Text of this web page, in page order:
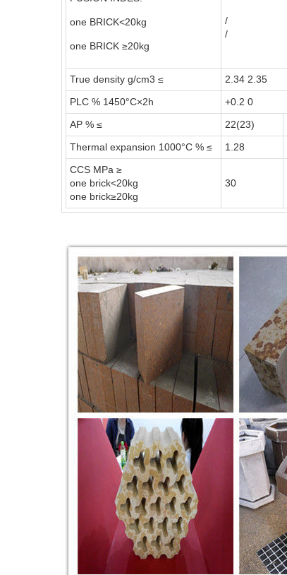
one BRICK<20kg
one BRICK ≥20kg
/
/
True density g/cm3 ≤ 2.34 2.35
PLC % 1450°C×2h
+0.2 0
AP % ≤
22(23)
Thermal expansion 1000°C % ≤
1.28
CCS MPa ≥
one brick<20kg
one brick≥20kg
30